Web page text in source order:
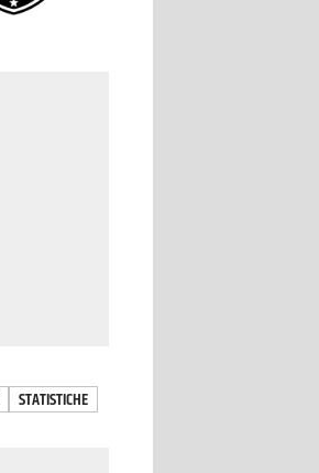
STATISTICHE